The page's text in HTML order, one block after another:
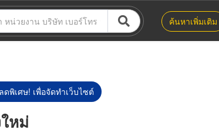
ค้นหาเพิ่มเติม
พิเศษ! เพื่อจัดทำเว็บไซต์
หม่